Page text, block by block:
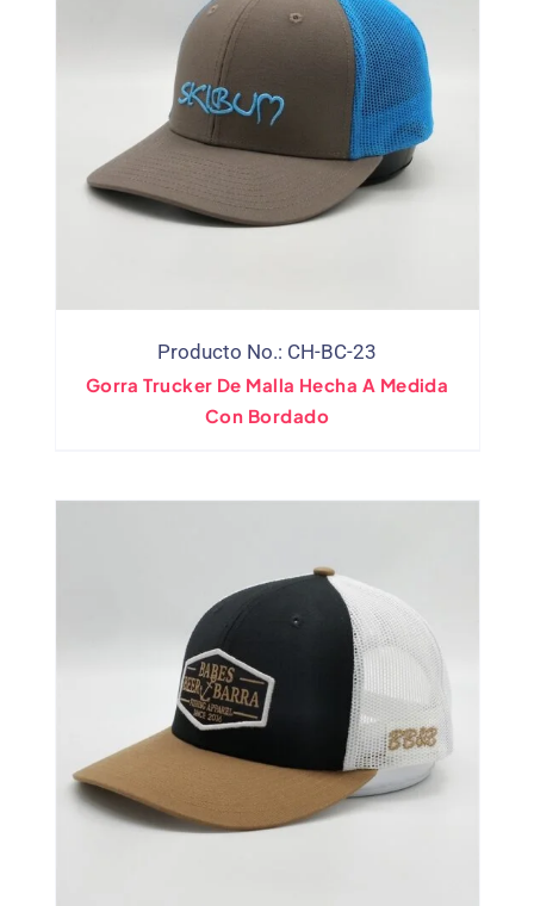
Producto No.: CH-BC-23
Gorra Trucker De Malla Hecha A Medida
Con Bordado